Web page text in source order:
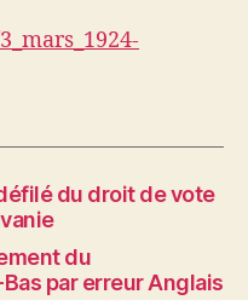
du droit de vote
du
par erreur Anglais